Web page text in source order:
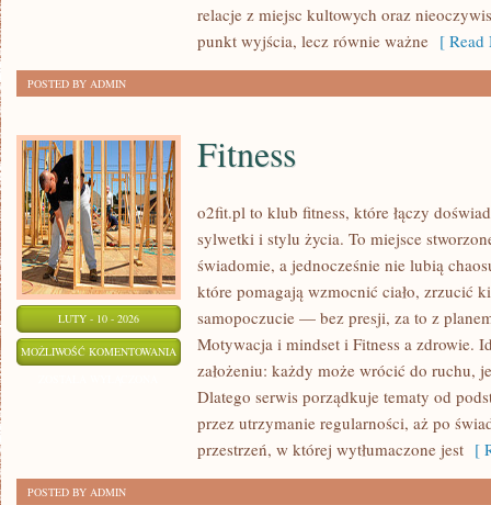
STYL
ŻYCIA
relacje z miejsc kultowych oraz
punkt wyjścia, lecz równie ważne [ Read
POSTED BY ADMIN
LUTY - 10 - 2026
MOŻLIWOŚĆ KOMENTOWANIA FITNESS
Fitness
o2fit.pl to klub fitness, które łączy
sylwetki i stylu życia. To miejsce
świadomie, a jednocześnie nie lubią
które pomagają wzmocnić ciało, zrzucić
samopoczucie — bez presji, za to z
Motywacja i mindset i Fitness a zdrowie.
założeniu: każdy może wrócić do ruchu,
Dlatego serwis porządkuje tematy od
przez utrzymanie regularności, aż po
przestrzeń, w której wytłumaczone jest [
POSTED BY ADMIN